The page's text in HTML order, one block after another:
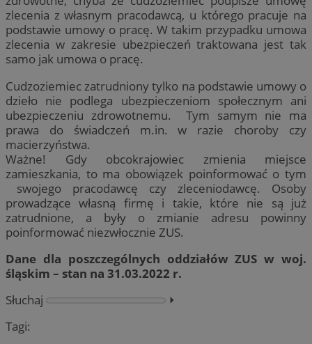
zlecenia z własnym pracodawcą, u którego pracuje na
podstawie umowy o pracę. W takim przypadku umowa
zlecenia w zakresie ubezpieczeń traktowana jest tak
samo jak umowa o pracę.
Cudzoziemiec zatrudniony tylko na podstawie umowy o
dzieło nie podlega ubezpieczeniom społecznym ani
ubezpieczeniu zdrowotnemu. Tym samym nie ma
prawa do świadczeń m.in. w razie choroby czy
macierzyństwa.
Ważne! Gdy obcokrajowiec zmienia miejsce
zamieszkania, to ma obowiązek poinformować o tym
swojego pracodawcę czy zleceniodawcę. Osoby
prowadzące własną firmę i takie, które nie są już
zatrudnione, a były o zmianie adresu powinny
poinformować niezwłocznie ZUS.
Dane dla poszczególnych oddziałów ZUS w woj.
śląskim – stan na 31.03.2022 r.
Słuchaj
⏵︎
Tagi: